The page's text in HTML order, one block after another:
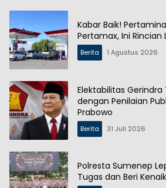
Kabar Baik!
Pertamax, Ini Rincian
Berita 1 Agustus 2026
Elektabilitas Gerindra
dengan Penilaian
Prabowo
Berita 31 Juli 2026
Polresta Sumenep
Tugas dan Beri